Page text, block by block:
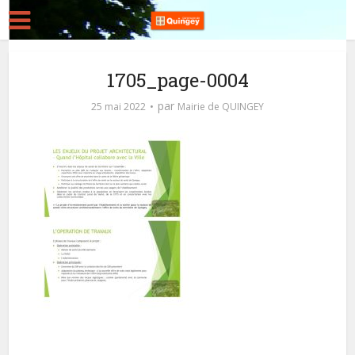
1705_page-0004
25 mai 2022 par Mairie de QUINGEY